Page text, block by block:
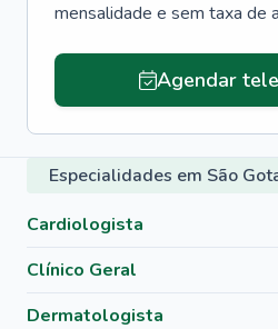
mensalidade e sem taxa de
Agendar
Especialidades em São
Cardiologista
Clínico Geral
Dermatologista